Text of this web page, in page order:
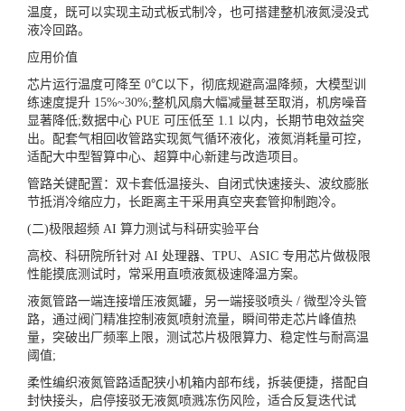
温度，既可以实现主动式板式制冷，也可搭建整机液氮浸没式
液冷回路。
应用价值
芯片运行温度可降至 0℃以下，彻底规避高温降频，大模型训
练速度提升 15%~30%;整机风扇大幅减量甚至取消，机房噪音
显著降低;数据中心 PUE 可压低至 1.1 以内，长期节电效益突
出。配套气相回收管路实现氮气循环液化，液氮消耗量可控，
适配大中型智算中心、超算中心新建与改造项目。
管路关键配置：双卡套低温接头、自闭式快速接头、波纹膨胀
节抵消冷缩应力，长距离主干采用真空夹套管抑制跑冷。
(二)极限超频 AI 算力测试与科研实验平台
高校、科研院所针对 AI 处理器、TPU、ASIC 专用芯片做极限
性能摸底测试时，常采用直喷液氮极速降温方案。
液氮管路一端连接增压液氮罐，另一端接驳喷头 / 微型冷头管
路，通过阀门精准控制液氮喷射流量，瞬间带走芯片峰值热
量，突破出厂频率上限，测试芯片极限算力、稳定性与耐高温
阈值;
柔性编织液氮管路适配狭小机箱内部布线，拆装便捷，搭配自
封快接头，启停接驳无液氮喷溅冻伤风险，适合反复迭代试